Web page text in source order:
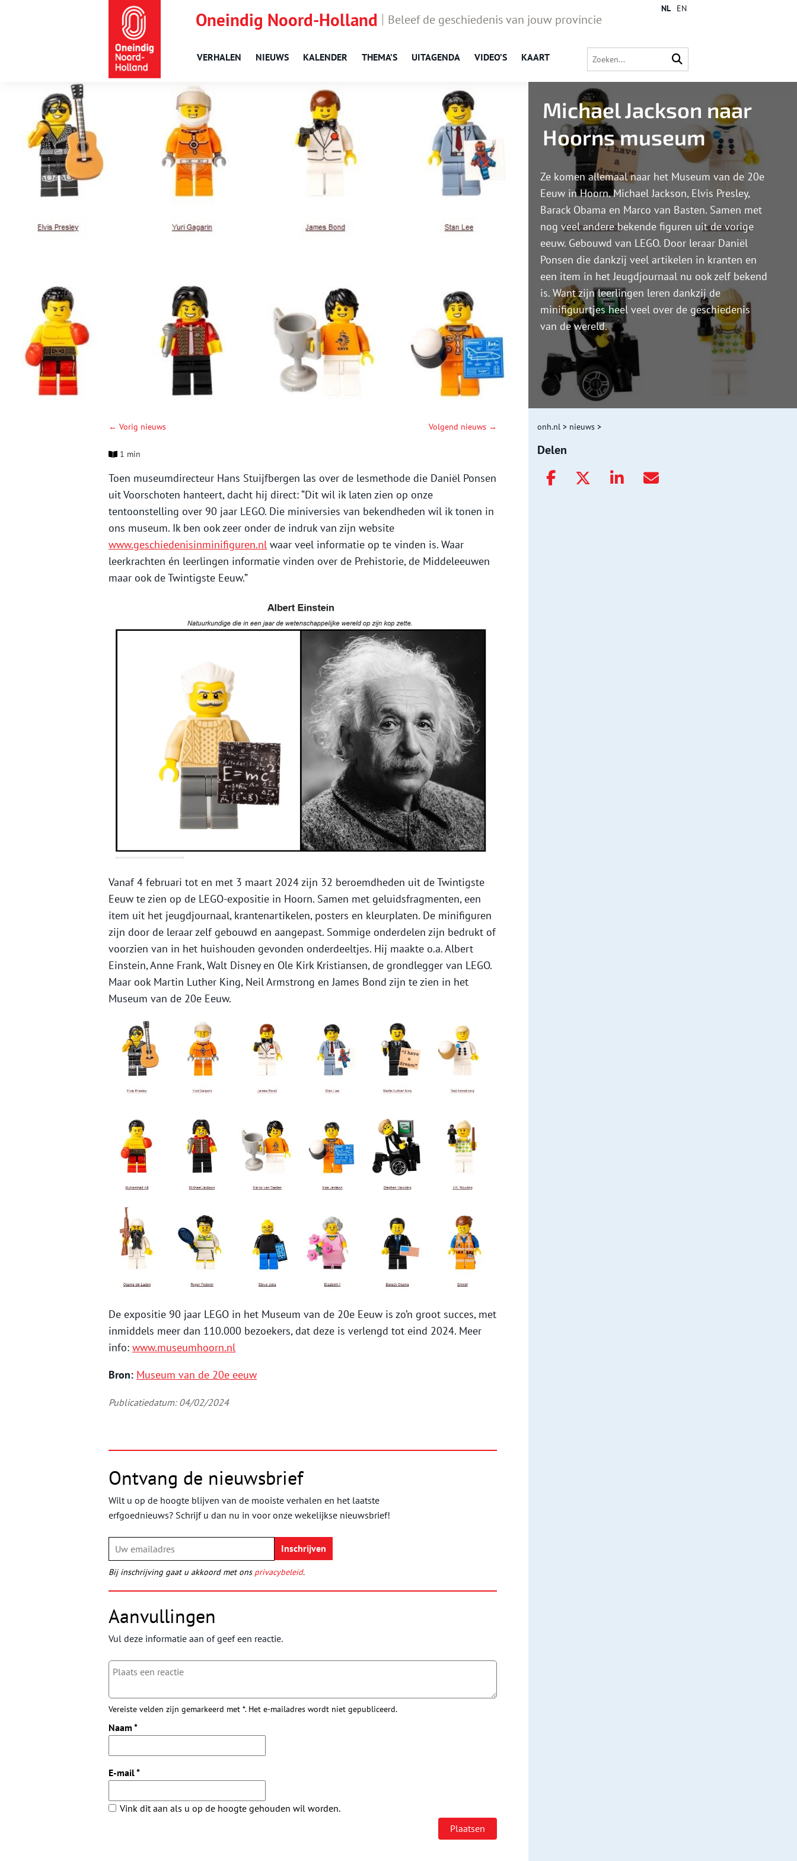
Oneindig Noord-Holland Beleef de geschiedenis van jouw provincie
VERHALEN NIEUWS KALENDER THEMA’S UITAGENDA VIDEO’S KAART
NL EN
Michael Jackson naar
Hoorns museum
Ze komen allemaal naar het Museum van de 20e
Eeuw in Hoorn. Michael Jackson, Elvis Presley,
Barack Obama en Marco van Basten. Samen met
nog veel andere bekende figuren uit de vorige
eeuw. Gebouwd van LEGO. Door leraar Daniël
Ponsen die dankzij veel artikelen in kranten en
een item in het Jeugdjournaal nu ook zelf bekend
is. Want zijn leerlingen leren dankzij de
minifiguurtjes heel veel over de geschiedenis
van de wereld.
← Vorig nieuws Volgend nieuws →
1 min
Toen museumdirecteur Hans Stuijfbergen las over de lesmethode die Daniël Ponsen
uit Voorschoten hanteert, dacht hij direct: “Dit wil ik laten zien op onze
tentoonstelling over 90 jaar LEGO. Die miniversies van bekendheden wil ik tonen in
ons museum. Ik ben ook zeer onder de indruk van zijn website
www.geschiedenisinminifiguren.nl waar veel informatie op te vinden is. Waar
leerkrachten én leerlingen informatie vinden over de Prehistorie, de Middeleeuwen
maar ook de Twintigste Eeuw.”
Vanaf 4 februari tot en met 3 maart 2024 zijn 32 beroemdheden uit de Twintigste
Eeuw te zien op de LEGO-expositie in Hoorn. Samen met geluidsfragmenten, een
item uit het jeugdjournaal, krantenartikelen, posters en kleurplaten. De minifiguren
zijn door de leraar zelf gebouwd en aangepast. Sommige onderdelen zijn bedrukt of
voorzien van in het huishouden gevonden onderdeeltjes. Hij maakte o.a. Albert
Einstein, Anne Frank, Walt Disney en Ole Kirk Kristiansen, de grondlegger van LEGO.
Maar ook Martin Luther King, Neil Armstrong en James Bond zijn te zien in het
Museum van de 20e Eeuw.
De expositie 90 jaar LEGO in het Museum van de 20e Eeuw is zo’n groot succes, met
inmiddels meer dan 110.000 bezoekers, dat deze is verlengd tot eind 2024. Meer
info: www.museumhoorn.nl
Bron: Museum van de 20e eeuw
Publicatiedatum: 04/02/2024
Ontvang de nieuwsbrief
Wilt u op de hoogte blijven van de mooiste verhalen en het laatste
erfgoednieuws? Schrijf u dan nu in voor onze wekelijkse nieuwsbrief!
Bij inschrijving gaat u akkoord met ons privacybeleid.
Aanvullingen
Vul deze informatie aan of geef een reactie.
Vereiste velden zijn gemarkeerd met *. Het e-mailadres wordt niet gepubliceerd.
Naam *
E-mail*
Vink dit aan als u op de hoogte gehouden wil worden.
onh.nl > nieuws >
Delen